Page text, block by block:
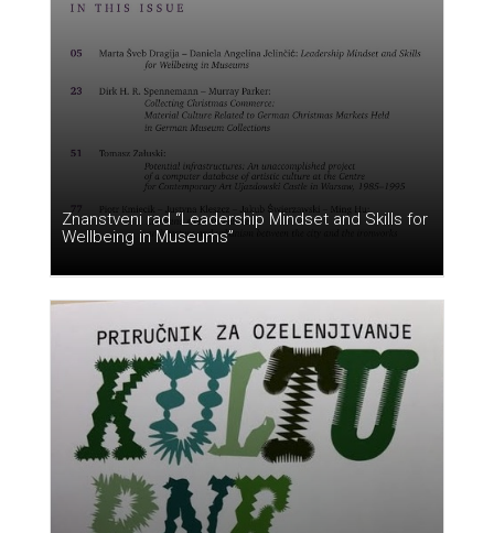
Znanstveni rad “Leadership Mindset and Skills for
Wellbeing in Museums”